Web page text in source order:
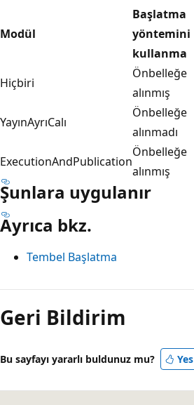
Modül
Başlatma
yöntemini
kullanma
Hiçbiri
Önbelleğe
alınmış
YayınAyrıCalı
Önbelleğe
alınmadı
ExecutionAndPublication
Önbelleğe
alınmış
Şunlara uygulanır
Ayrıca bkz.
Tembel Başlatma
Geri Bildirim
Bu sayfayı yararlı buldunuz mu? Yes